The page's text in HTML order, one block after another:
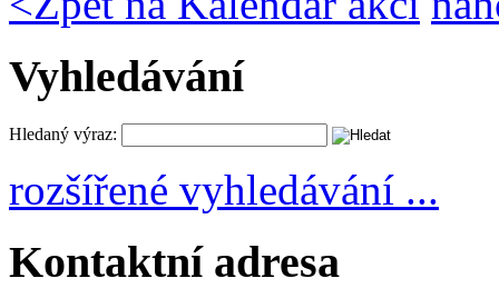
Vyhledávání
Hledaný výraz:
rozšířené vyhledávání ...
Kontaktní adresa